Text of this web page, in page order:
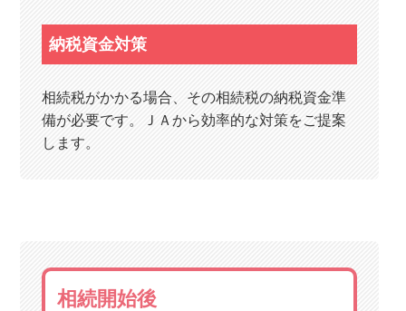
納税資金対策
相続税がかかる場合、その相続税の納税資金準
備が必要です。ＪＡから効率的な対策をご提案
します。
相続開始後